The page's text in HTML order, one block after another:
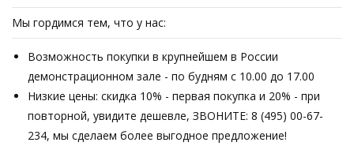
Мы гордимся тем, что у нас:
Возможность покупки в крупнейшем в России
демонстрационном зале - по будням с 10.00 до 17.00
Низкие цены: скидка 10% - первая покупка и 20% - при
повторной, увидите дешевле, ЗВОНИТЕ: 8 (495) 00-67-
234, мы сделаем более выгодное предложение!